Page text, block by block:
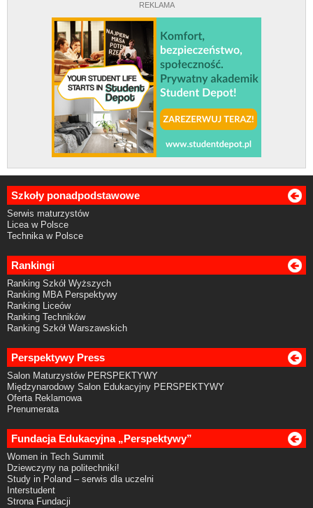
REKLAMA
Szkoły ponadpodstawowe
Serwis maturzystów
Licea w Polsce
Technika w Polsce
Rankingi
Ranking Szkół Wyższych
Ranking MBA Perspektywy
Ranking Liceów
Ranking Techników
Ranking Szkół Warszawskich
Perspektywy Press
Salon Maturzystów PERSPEKTYWY
Międzynarodowy Salon Edukacyjny PERSPEKTYWY
Oferta Reklamowa
Prenumerata
Fundacja Edukacyjna „Perspektywy”
Women in Tech Summit
Dziewczyny na politechniki!
Study in Poland – serwis dla uczelni
Interstudent
Strona Fundacji